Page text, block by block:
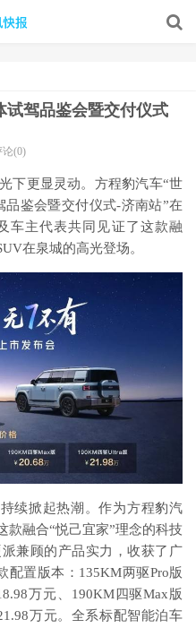
驾品鉴会暨交付仪式
论(0)
下更显灵动。方程豹汽车“世
鉴会暨交付仪式-济南站”在
车主代表共同见证了这款融
在泉城的高光登场。
续掀起热潮。作为方程豹汽
款融合“悦己宜家”理念的科技
兼顾的产品实力，收获了广
配置版本：135KM两驱Pro版
万元、190KM四驱Max版
万元。全系标配智能泊车